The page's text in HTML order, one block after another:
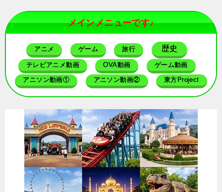
メインメニューです♪
アニメ ゲーム 旅行 歴史
テレビアニメ動画 OVA動画 ゲーム動画
アニソン動画① アニソン動画② 東方Project